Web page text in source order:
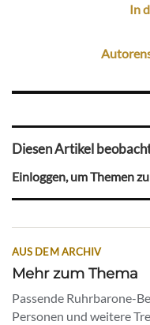
In
Diesen Artikel
Einloggen, um Themen
AUS DEM ARCHIV
Mehr zum Thema
Passende Ruhrbarone-
Personen und weitere